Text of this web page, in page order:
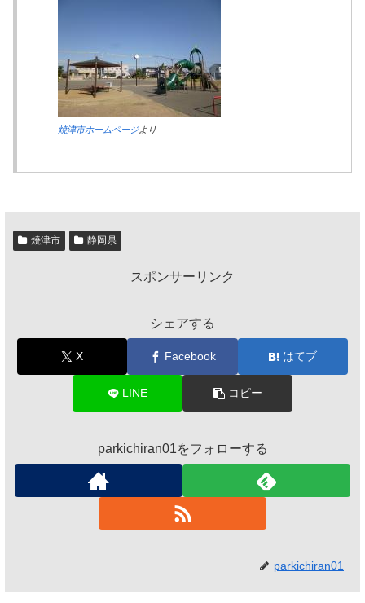
焼津市ホームページより
焼津市 静岡県
スポンサーリンク
シェアする
X Facebook はてブ
LINE コピー
parkichiran01をフォローする
parkichiran01